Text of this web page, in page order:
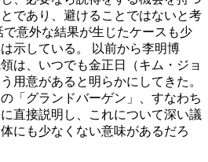
であり、避けることではないと考
で意外な結果が生じたケースも少
示している。 以前から李明博
は、いつでも金正日（キム・ジョ
用意があると明らかにしてきた。
「グランドバーゲン」、すなわち
直接説明し、これについて深い議
にも少なくない意味があるだろ